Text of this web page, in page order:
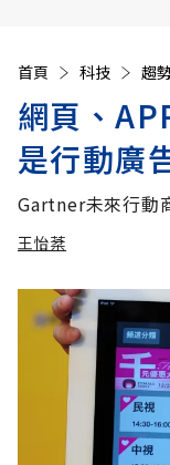
首頁 科技 趨
網頁、
是行動廣
Gartner未來行動
王怡棻